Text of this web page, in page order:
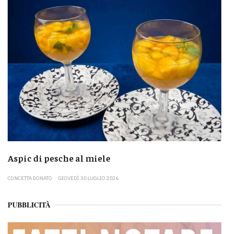
Aspic di pesche al miele
CONCETTA DONATO GIOVEDÌ 30 LUGLIO 2026
PUBBLICITÀ